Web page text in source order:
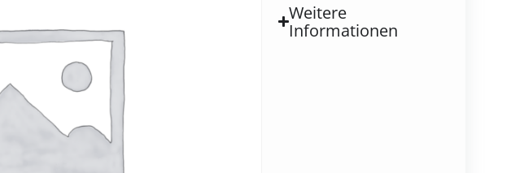
Weitere
Informationen